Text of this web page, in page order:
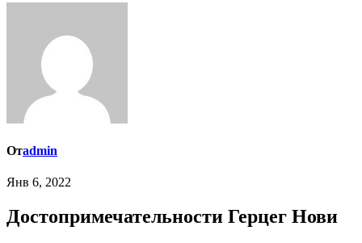
Отadmin
Янв 6, 2022
Достопримечательности Герцег Нови